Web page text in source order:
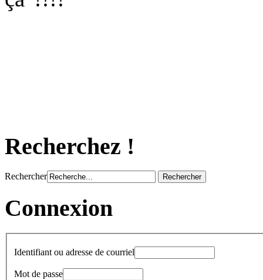
Recherchez !
Rechercher
Connexion
Identifiant ou adresse de courriel
Mot de passe